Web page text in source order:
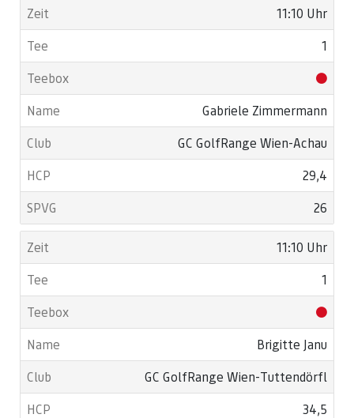
11:10 Uhr
1
Gabriele Zimmermann
GC GolfRange Wien-Achau
29,4
26
11:10 Uhr
1
Brigitte Janu
GC GolfRange Wien-Tuttendörfl
34,5